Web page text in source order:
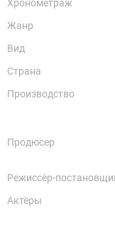
Хронометраж
Жанр
Вид
Страна
Производство
Продюсер
Режиссёр-
Актёры